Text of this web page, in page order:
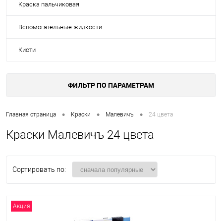
Краска пальчиковая
Вспомогательные жидкости
Кисти
ФИЛЬТР ПО ПАРАМЕТРАМ
Главная страница • Краски • Малевичъ • 24 цвета
Краски Малевичъ 24 цвета
Сортировать по:
Акция